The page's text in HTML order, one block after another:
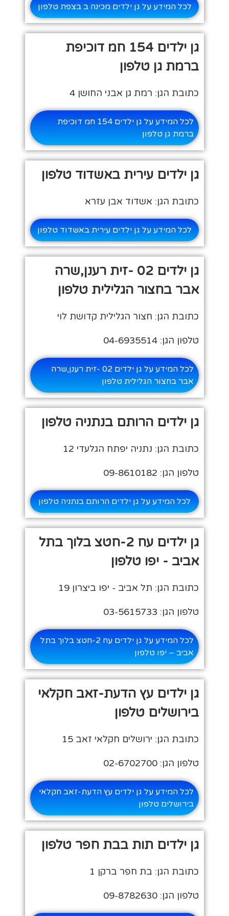
לכל המידע על גן ילדים מכינה ב בצפת טלפון
גן ילדים 154 חמ דוכיפת
ברמת גן טלפון
כתובת הגן: רמת גן אבני החושן 4
לכל המידע על גן ילדים 154 חמ דוכיפת
ברמת גן טלפון
גן ילדים עירית באשדוד טלפון
כתובת הגן: אשדוד אבן עזרא
לכל המידע על גן ילדים עירית באשדוד טלפון
גן ילדים 02 -זית רענן,שרה
אבר בחצור הגלילית טלפון
כתובת הגן: חצור הגלילית קדושת לוי
טלפון הגן: 04-6935514
לכל המידע על גן ילדים 02 -זית רענן,שרה
אבר בחצור הגלילית טלפון
גן ילדים הרותם בנתניה טלפון
כתובת הגן: נתניה יפתח הגלעדי 12
טלפון הגן: 09-8610182
לכל המידע על גן ילדים הרותם בנתניה טלפון
גן ילדים עח 2-חטצ בלוך בתל
אביב - יפו טלפון
כתובת הגן: תל אביב - יפו ביצרון 19
טלפון הגן: 03-5615733
לכל המידע על גן ילדים עח 2-חטצ בלוך בתל
אביב – יפו טלפון
גן ילדים עץ הדעת-זאב חקלאי
בירושלים טלפון
כתובת הגן: ירושלים חקלאי זאב 15
טלפון הגן: 02-6702700
לכל המידע על גן ילדים עץ הדעת-זאב חקלאי
בירושלים טלפון
גן ילדים תות בבת חפר טלפון
כתובת הגן: בת חפר ברקן 1
טלפון הגן: 09-8782630